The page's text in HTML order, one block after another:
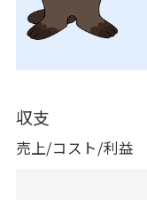
収支
売上/コスト/利益